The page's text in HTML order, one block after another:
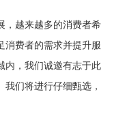
，越来越多的消费者希
消费者的需求并提升服
内，我们诚邀有志于此
们将进行仔细甄选，